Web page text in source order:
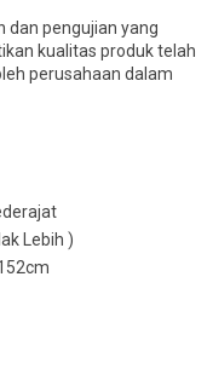
dan pengujian yang
kualitas produk telah
perusahaan dalam
Lebih )